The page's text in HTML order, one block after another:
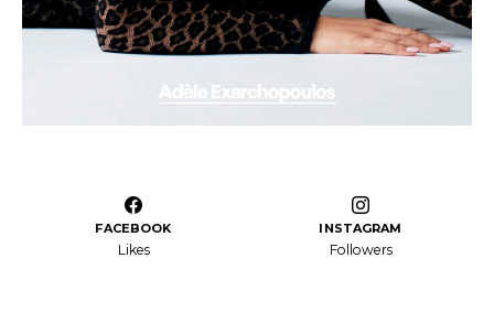
FACEBOOK
Likes
INSTAGRAM
Followers